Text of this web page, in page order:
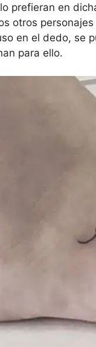
prefieran en
otros
en el dedo, se
para ello.